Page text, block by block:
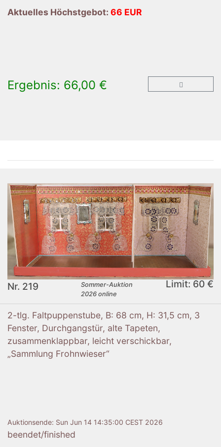
Aktuelles Höchstgebot: 66 EUR
Ergebnis: 66,00 €
Nr. 219
Sommer-Auktion
2026 online
Limit: 60 €
2-tlg. Faltpuppenstube, B: 68 cm, H: 31,5 cm, 3
Fenster, Durchgangstür, alte Tapeten,
zusammenklappbar, leicht verschickbar,
„Sammlung Frohnwieser“
Auktionsende: Sun Jun 14 14:35:00 CEST 2026
beendet/finished